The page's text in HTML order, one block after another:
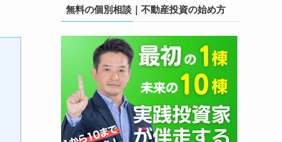
無料の個別相談｜不動産投資の始め方